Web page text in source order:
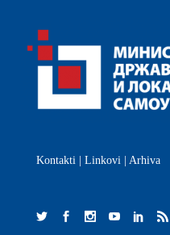
Kontakti Linkovi Arhiva